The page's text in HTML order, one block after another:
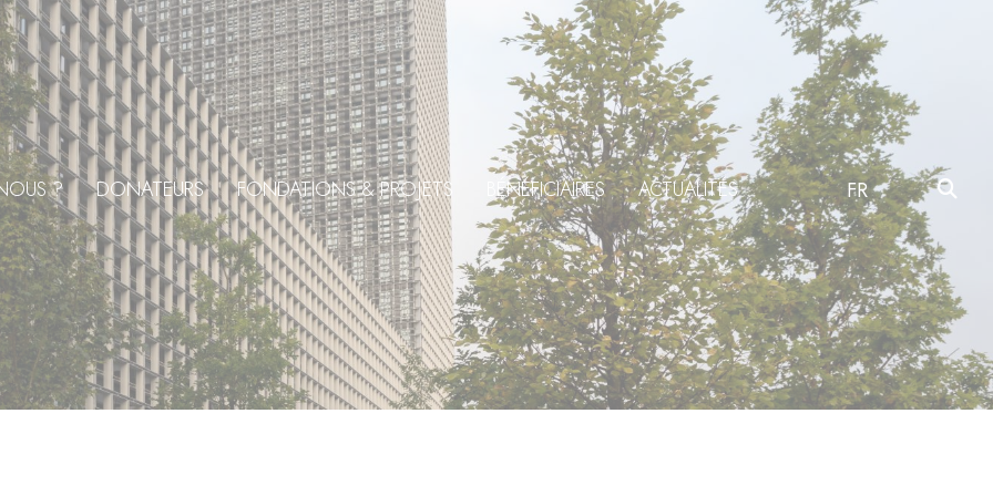
? DONATEURS FONDATIONS & PROJETS BÉNÉFICIAIRES ACTUALITÉS FR